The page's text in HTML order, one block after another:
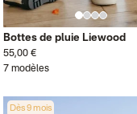
Bottes de pluie Liewood
55,00 €
7 modèles
Dès 9 mois